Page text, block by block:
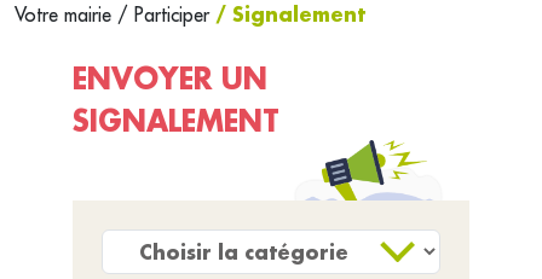
Votre mairie / Participer / Signalement
ENVOYER UN
SIGNALEMENT